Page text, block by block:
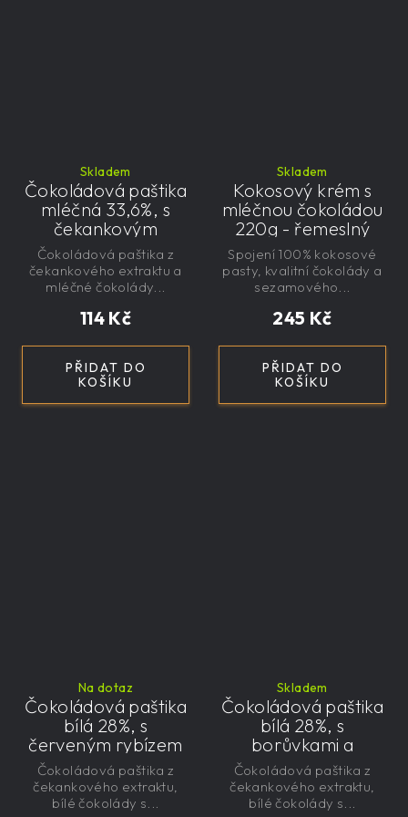
Skladem
Čokoládová paštika
mléčná 33,6%, s
čekankovým
sirupem 100g -
nízkokalorická,
řemeslná
114 Kč
PŘIDAT DO
KOŠÍKU
Čokoládová paštika z
čekankového extraktu a
mléčné čokolády...
Skladem
Kokosový krém s
mléčnou čokoládou
220g - řemeslný
245 Kč
PŘIDAT DO
KOŠÍKU
Spojení 100% kokosové
pasty, kvalitní čokolády a
sezamového...
Na dotaz
Čokoládová paštika
bílá 28%, s
červeným rybízem
a čekankovým
sirupem 100g -
nízkokalorická,
Čokoládová paštika z
čekankového extraktu,
bílé čokolády s...
Skladem
Čokoládová paštika
bílá 28%, s
borůvkami a
čekankovým
sirupem 100g -
nízkokalorická,
Čokoládová paštika z
čekankového extraktu,
bílé čokolády s...